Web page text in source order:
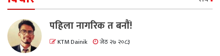
पहिला नागरिक त बनाैं!
KTM Dainik जेठ २७ २०८३